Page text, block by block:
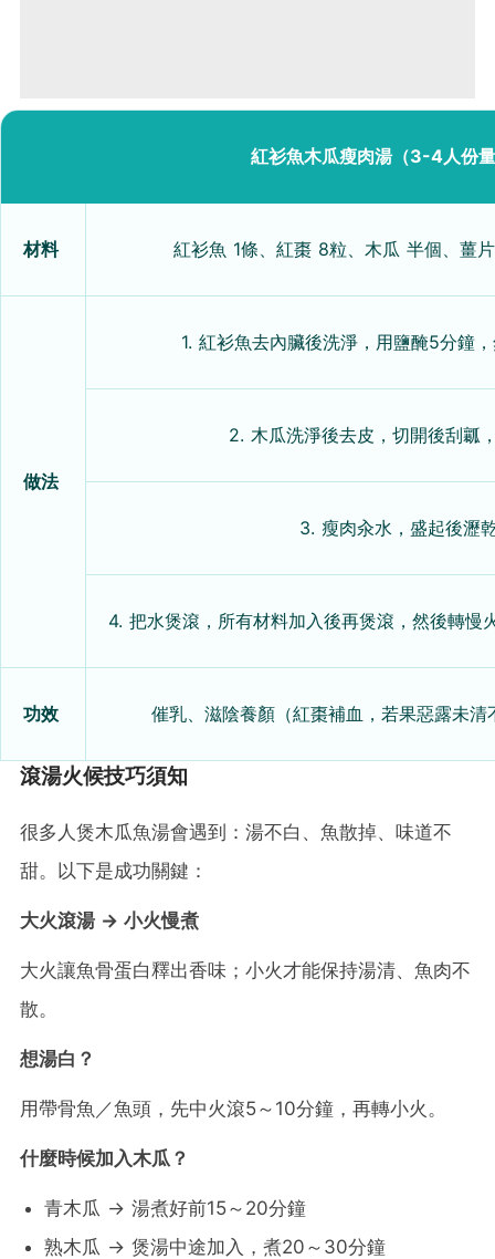
紅衫魚木瓜瘦肉湯（3-4人份
材料 紅衫魚 1條、紅棗 8粒、木瓜 半個、薑
做法
1. 紅衫魚去內臟後洗淨，用鹽醃5分鐘
2. 木瓜洗淨後去皮，切開後刮瓤
3. 瘦肉汆水，盛起後瀝
4. 把水煲滾，所有材料加入後再煲滾，然後轉慢
功效 催乳、滋陰養顏（紅棗補血，若果惡露未
滾湯火候技巧須知
很多人煲木瓜魚湯會遇到：湯不白、魚散掉、味道不
甜。以下是成功關鍵：
大火滾湯 → 小火慢煮
大火讓魚骨蛋白釋出香味；小火才能保持湯清、魚肉不
散。
想湯白？
用帶骨魚／魚頭，先中火滾5～10分鐘，再轉小火。
什麼時候加入木瓜？
青木瓜 → 湯煮好前15～20分鐘
熟木瓜 → 煲湯中途加入，煮20～30分鐘